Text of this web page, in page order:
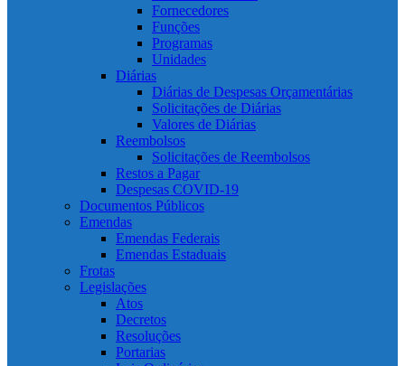
Fornecedores
Funções
Programas
Unidades
Diárias
Diárias de Despesas Orçamentárias
Solicitações de Diárias
Valores de Diárias
Reembolsos
Solicitações de Reembolsos
Restos a Pagar
Despesas COVID-19
Documentos Públicos
Emendas
Emendas Federais
Emendas Estaduais
Frotas
Legislações
Atos
Decretos
Resoluções
Portarias